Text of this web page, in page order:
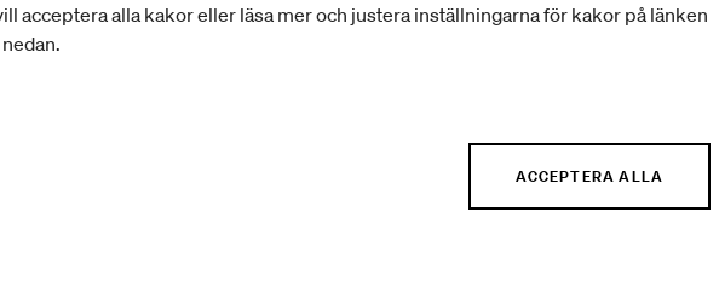
2143-IUU
18 000 kr
acceptera alla kakor eller läsa mer och justera inställningarna för kakor på länken
ACCEPTERA ALLA